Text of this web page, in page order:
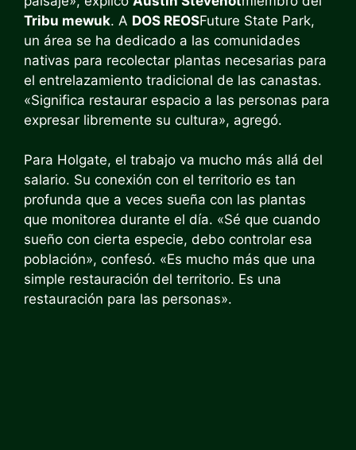
Tribu mewuk. A DOS REOSFuture State Park,
un área se ha dedicado a las comunidades
nativas para recolectar plantas necesarias para
el entrelazamiento tradicional de las canastas.
«Significa restaurar espacio a las personas para
expresar libremente su cultura», agregó.
Para Holgate, el trabajo va mucho más allá del
salario. Su conexión con el territorio es tan
profunda que a veces sueña con las plantas
que monitorea durante el día. «Sé que cuando
sueño con cierta especie, debo controlar esa
población», confesó. «Es mucho más que una
simple restauración del territorio. Es una
restauración para las personas».